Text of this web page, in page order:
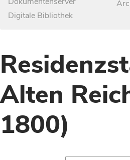
Digitale Bibliothek
Alten
1800)